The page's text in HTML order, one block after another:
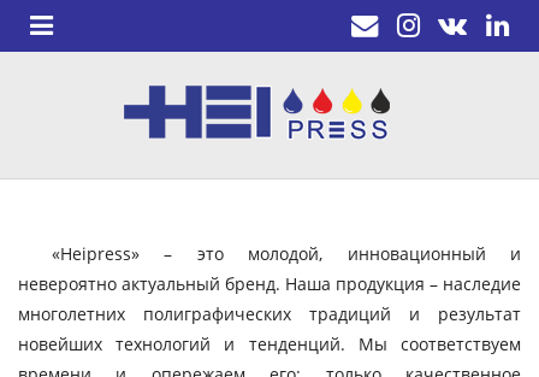
«Heipress» – это молодой, инновационный и
невероятно актуальный бренд. Наша продукция – наследие
многолетних полиграфических традиций и результат
новейших технологий и тенденций. Мы соответствуем